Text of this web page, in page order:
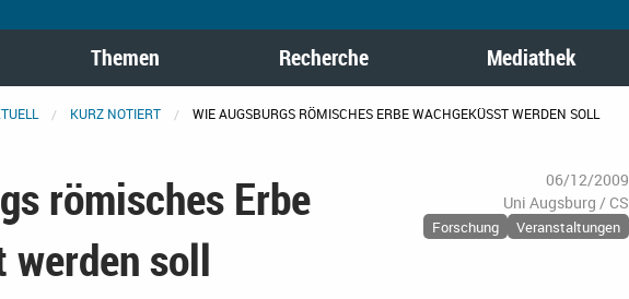
Themen Recherche Mediathek
KURZ NOTIERT WIE AUGSBURGS RÖMISCHES ERBE WACHGEKÜSST WERDEN SOLL
römisches Erbe
werden soll
06/12/2009
Uni Augsburg / CS
Forschung Veranstaltungen